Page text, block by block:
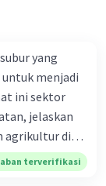
yang
menjadi
ini sektor
jelaskan
agrikultur di
terverifikasi